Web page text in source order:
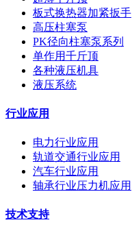
板式换热器加紧扳手
高压柱塞泵
PK径向柱塞泵系列
单作用千斤顶
各种液压机具
液压系统
行业应用
电力行业应用
轨道交通行业应用
汽车行业应用
轴承行业压力机应用
技术支持